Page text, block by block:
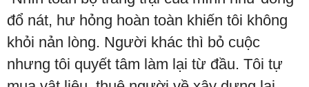
đổ nát, hư hỏng hoàn toàn khiến tôi không
khỏi nản lòng. Người khác thì bỏ cuộc
nhưng tôi quyết tâm làm lại từ đầu. Tôi tự